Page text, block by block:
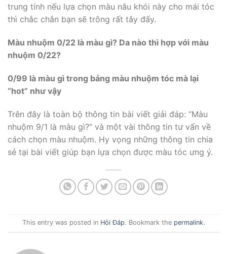
trung tính nếu lựa chọn màu nâu khói này cho mái tóc
thì chắc chắn bạn sẽ trông rất tây đấy.
Màu nhuộm 0/22 là màu gì? Da nào thì hợp với màu
nhuộm 0/22?
0/99 là màu gì trong bảng màu nhuộm tóc mà lại
“hot” như vậy
Trên đây là toàn bộ thông tin bài viết giải đáp: “Màu
nhuộm 9/1 là màu gì?” và một vài thông tin tư vấn về
cách chọn màu nhuộm. Hy vọng những thông tin chia
sẻ tại bài viết giúp bạn lựa chọn được màu tóc ưng ý.
This entry was posted in Hỏi Đáp. Bookmark the permalink.